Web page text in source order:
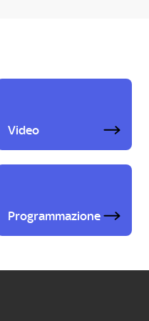
Video
Programmazione